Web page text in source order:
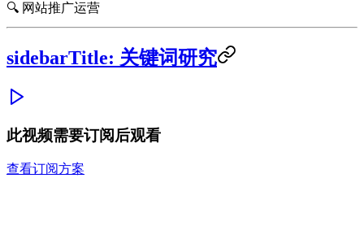
🔍 网站推广运营
sidebarTitle: 关键词研究
此视频需要订阅后观看
查看订阅方案